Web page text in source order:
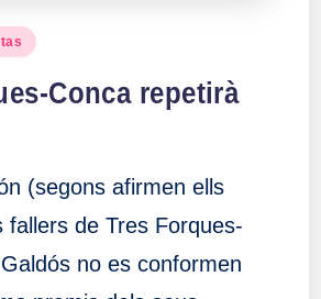
Conca repetirà
(segons afirmen ells
fallers de Tres Forques-
no es conformen